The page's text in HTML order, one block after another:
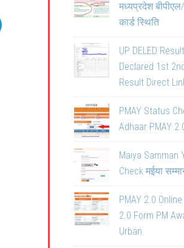
मध्यप्रदेश
कार्ड स्थिति
UP DELED
Declared 1st
Result Direct
PMAY Status
Adhaar PMAY
Maiya Samman
Check मईया
PMAY 2.0
2.0 Form PM
Urban